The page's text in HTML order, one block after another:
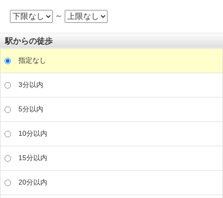
～
駅からの徒歩
指定なし
3分以内
5分以内
10分以内
15分以内
20分以内